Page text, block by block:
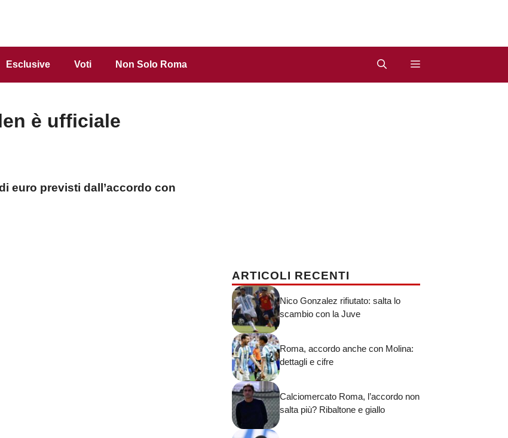
Esclusive Voti Non Solo Roma
è ufficiale
euro previsti dall’accordo con
ARTICOLI RECENTI
Nico Gonzalez rifiutato: salta lo
scambio con la Juve
Roma, accordo anche con Molina:
dettagli e cifre
Calciomercato Roma, l’accordo non
salta più? Ribaltone e giallo